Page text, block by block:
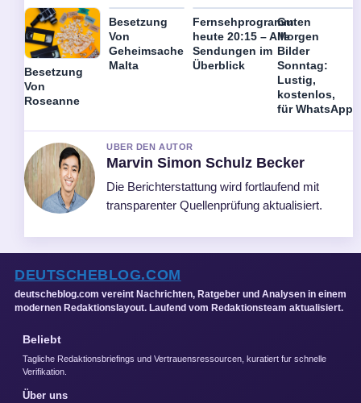
Besetzung
Von
Roseanne
Besetzung
Von
Geheimsache
Malta
Fernsehprogramm
heute 20:15 – Alle
Sendungen im
Überblick
Guten
Morgen
Bilder
Sonntag:
Lustig,
kostenlos,
für WhatsApp
UBER DEN AUTOR
Marvin Simon Schulz Becker
Die Berichterstattung wird fortlaufend mit
transparenter Quellenprüfung aktualisiert.
DEUTSCHEBLOG.COM
deutscheblog.com vereint Nachrichten, Ratgeber und Analysen in einem
modernen Redaktionslayout. Laufend vom Redaktionsteam aktualisiert.
Beliebt
Tagliche Redaktionsbriefings und Vertrauensressourcen, kuratiert fur schnelle
Verifikation.
Über uns